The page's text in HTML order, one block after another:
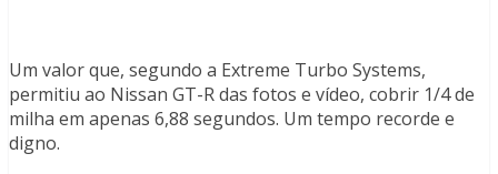
Um valor que, segundo a Extreme Turbo Systems,
permitiu ao Nissan GT-R das fotos e vídeo, cobrir 1/4 de
milha em apenas 6,88 segundos. Um tempo recorde e
digno.